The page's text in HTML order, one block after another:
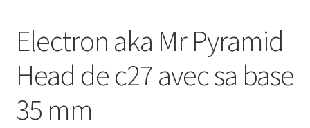
Electron aka Mr Pyramid
Head de c27 avec sa base
35 mm